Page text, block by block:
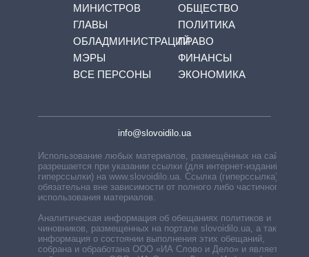
МИНИСТРОВ
ГЛАВЫ
ОБЛАДМИНИСТРАЦИЙ
МЭРЫ
ВСЕ ПЕРСОНЫ
ОБЩЕСТВО
ПОЛИТИКА
ПРАВО
ФИНАНСЫ
ЭКОНОМИКА
info@slovoidilo.ua
Использование любых материалов, размещённых на сайте,
разрешается при указании ссылки (для интернет-изданий —
гиперссылки) на www.slovoidilo.ua. Ссылка (гиперссылка)
обязательна вне зависимости от полного либо частичного
использования материалов.
Аналитическая информация об обещаниях политиков и
чиновников, размещенных на портале slovoidilo.ua, а также
информация о состоянии выполнения этих обещаний,
собрана и обработана ООО «ИА Слово и Дело» и является